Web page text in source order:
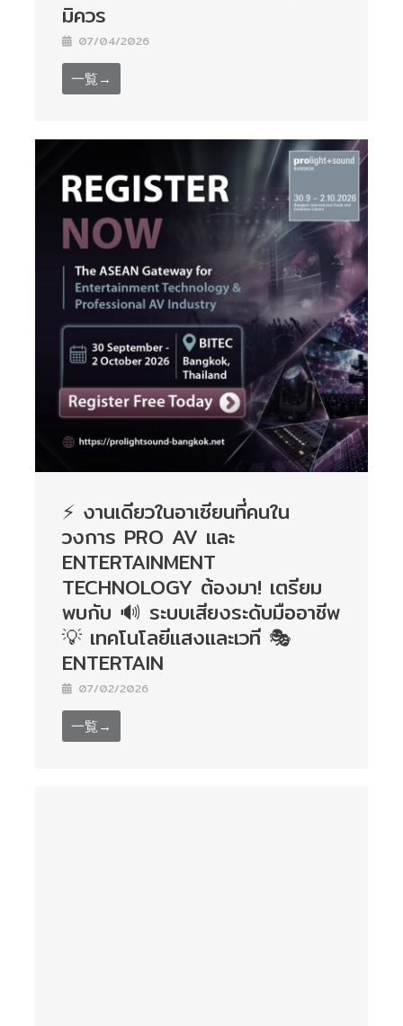
มิควร
07/04/2026
一覧→
⚡ งานเดียวในอาเซียนที่คนใน
วงการ PRO AV และ
ENTERTAINMENT
TECHNOLOGY ต้องมา! เตรียม
พบกับ 🔊 ระบบเสียงระดับมืออาชีพ
💡 เทคโนโลยีแสงและเวที 🎭
ENTERTAIN
07/02/2026
一覧→